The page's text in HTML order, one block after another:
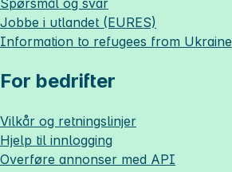
Jobbe i utlandet (EURES)
Information to refugees from Ukraine
For bedrifter
Vilkår og retningslinjer
Hjelp til innlogging
Overføre annonser med API